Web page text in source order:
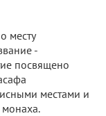
месту
-
посвящено
местами и